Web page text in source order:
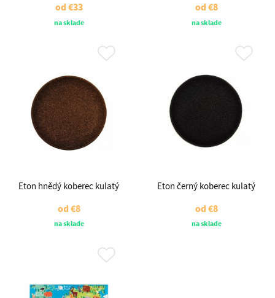
od€33
na sklade
od€8
na sklade
Eton hnědý koberec kulatý
od€8
na sklade
Eton černý koberec kulatý
od€8
na sklade